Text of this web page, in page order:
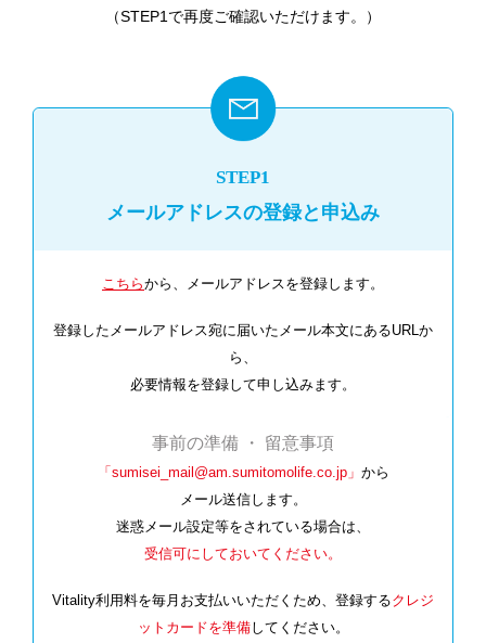
（STEP1で再度ご確認いただけます。）
STEP1
メールアドレスの登録と申込み
こちらから、メールアドレスを登録します。
登録したメールアドレス宛に届いたメール本文にあるURLか
ら、
必要情報を登録して申し込みます。
事前の準備 ・ 留意事項
「sumisei_mail@am.sumitomolife.co.jp」 から
メール送信します。
迷惑メール設定等をされている場合は、
受信可にしておいてください。
Vitality利用料を毎月お支払いいただくため、登録するクレジ
ットカードを準備してください。